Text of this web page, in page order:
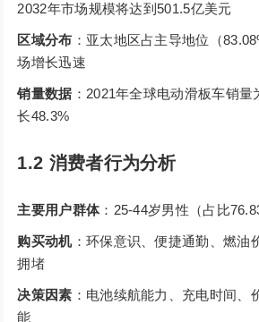
2032年市场规模将达到501.5亿美元
区域分布 ：亚太地区占主导地位（
场增长迅速
销量数据 ：2021年全球电动滑板车销
长48.3%
1.2 消费者行为分析
主要用户群体：25-44岁男性（占比
购买动机：环保意识、便捷通勤、燃油
拥堵
决策因素 ：电池续航能力、充电时间、
能